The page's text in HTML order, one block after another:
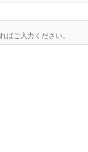
ばご入力ください。